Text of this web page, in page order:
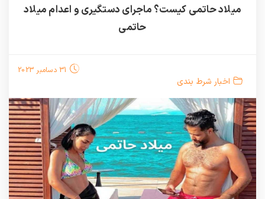
میلاد حاتمی کیست؟ ماجرای دستگیری و اعدام میلاد
حاتمی
31 دسامبر 2023
اخبار شرط بندی